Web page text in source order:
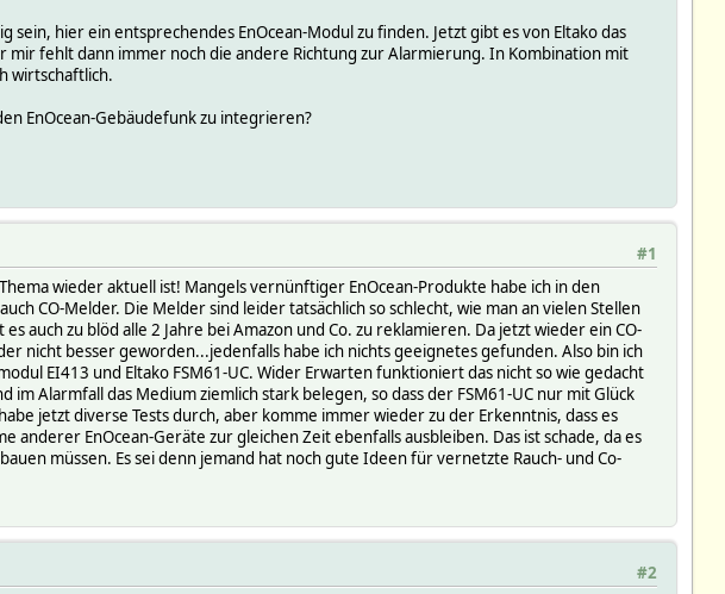
sein, hier ein entsprechendes EnOcean-Modul zu finden. Jetzt gibt es von Eltako das
mir fehlt dann immer noch die andere Richtung zur Alarmierung. In Kombination mit
wirtschaftlich.
EnOcean-Gebäudefunk zu integrieren?
#1
wieder aktuell ist! Mangels vernünftiger EnOcean-Produkte habe ich in den
CO-Melder. Die Melder sind leider tatsächlich so schlecht, wie man an vielen Stellen
auch zu blöd alle 2 Jahre bei Amazon und Co. zu reklamieren. Da jetzt wieder ein CO-
nicht besser geworden...jedenfalls habe ich nichts geeignetes gefunden. Also bin ich
EI413 und Eltako FSM61-UC. Wider Erwarten funktioniert das nicht so wie gedacht
Alarmfall das Medium ziemlich stark belegen, so dass der FSM61-UC nur mit Glück
jetzt diverse Tests durch, aber komme immer wieder zu der Erkenntnis, dass es
EnOcean-Geräte zur gleichen Zeit ebenfalls ausbleiben. Das ist schade, da es
müssen. Es sei denn jemand hat noch gute Ideen für vernetzte Rauch- und Co-
#2